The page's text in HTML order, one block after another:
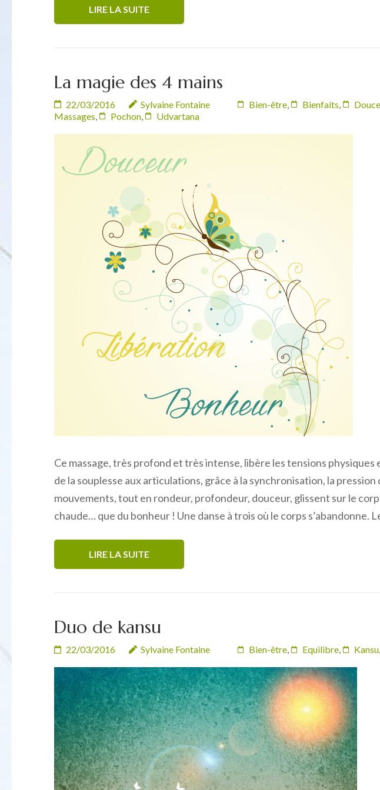
LIRE LA SUITE
La magie des 4 mains
22/03/2016 Sylvaine Fontaine Bien-être Bienfaits
Massages
Pochon Udvartana
Ce massage, très profond et très intense, libère les tensions
de la souplesse aux articulations, grâce à la synchronisation, la pression
mouvements, tout en rondeur, profondeur, douceur, glissent sur le
chaude… que du bonheur ! Une danse à trois où le corps s’abandonne.
LIRE LA SUITE
Duo de kansu
22/03/2016 Sylvaine Fontaine Bien-être, Equilibre, Kansu,